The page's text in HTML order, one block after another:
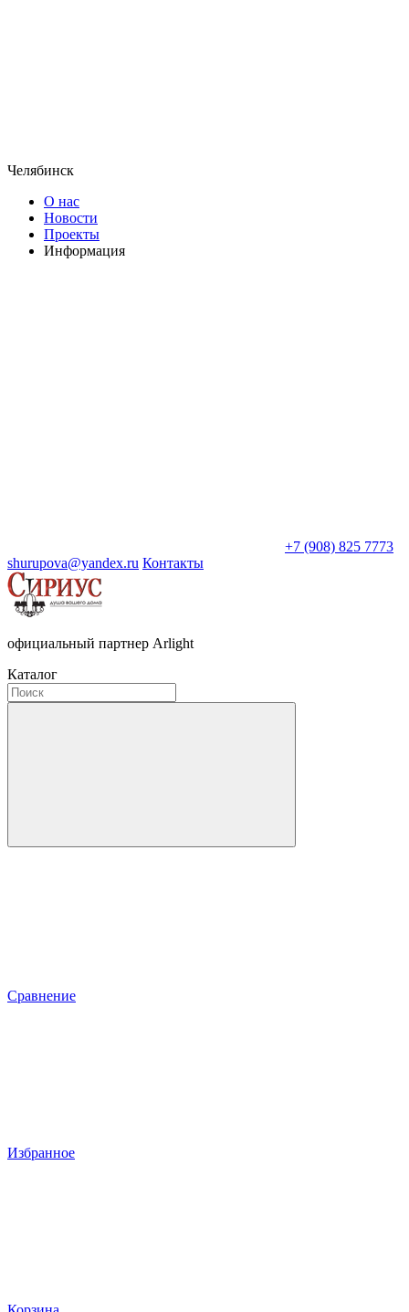
Челябинск
О нас
Новости
Проекты
Информация
+7 (908) 825 7773
shurupova@yandex.ru Контакты
официальный партнер Arlight
Каталог
Сравнение
Избранное